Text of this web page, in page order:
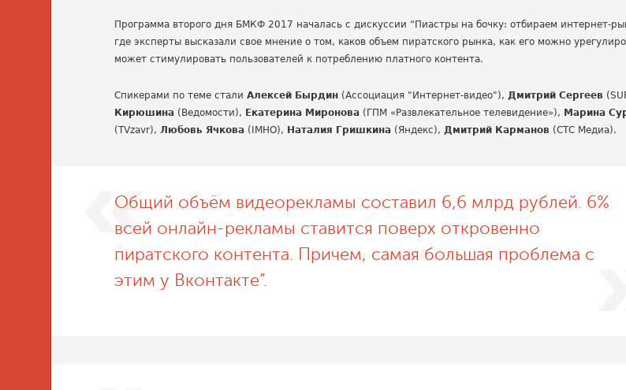
Программа второго дня БМКФ 2017 началась с дискуссии “Пиастры на бочку: отбираем интернет-
где эксперты высказали свое мнение о том, каков объем пиратского рынка, как его можно
может стимулировать пользователей к потреблению платного контента.
Спикерами по теме сталиАлексей Бырдин (Ассоциация "Интернет-видео"),Дмитрий Сергеев
Кирюшина (Ведомости), Екатерина Миронова (ГПМ «Развлекательное телевидение»), Марина
(TVzavr),Любовь Ячкова (IMHO), Наталия Гришкина (Яндекс),Дмитрий Карманов (СТС Медиа).
Общий объём видеорекламы составил 6,6 млрд рублей. 6%
всей онлайн-рекламы ставится поверх откровенно
пиратского контента. Причем, самая большая проблема с
этим у Вконтакте”.